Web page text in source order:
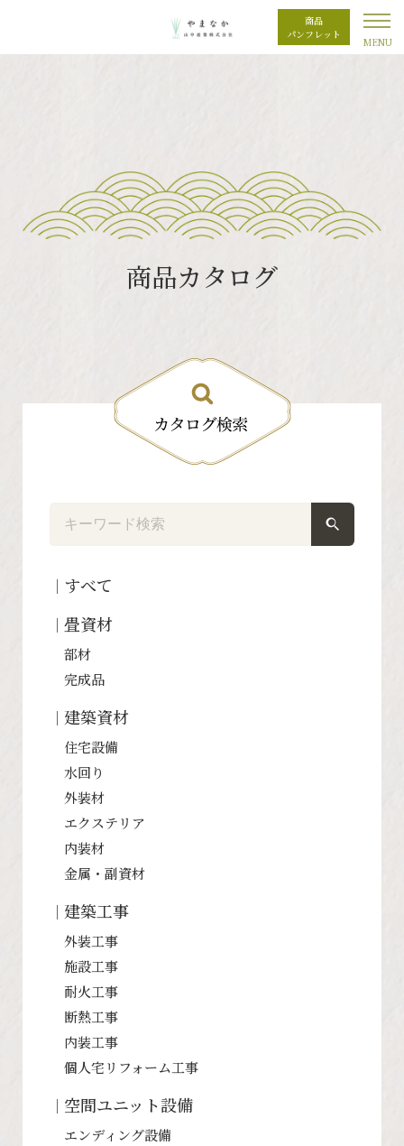
商品
パンフレット
商品カタログ
すべて
畳資材
部材
完成品
建築資材
住宅設備
水回り
外装材
エクステリア
内装材
金属・副資材
建築工事
外装工事
施設工事
耐火工事
断熱工事
内装工事
個人宅リフォーム工事
空間ユニット設備
エンディング設備